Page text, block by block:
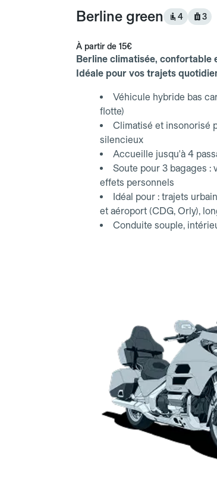
Berline green 4 3
À partir de 15€
Berline climatisée, confortable
Idéale pour vos trajets
Véhicule hybride bas
flotte)
Climatisé et insonorisé
silencieux
Accueille jusqu'à 4
Soute pour 3 bagages :
effets personnels
Idéal pour : trajets
et aéroport (CDG, Orly),
Conduite souple,